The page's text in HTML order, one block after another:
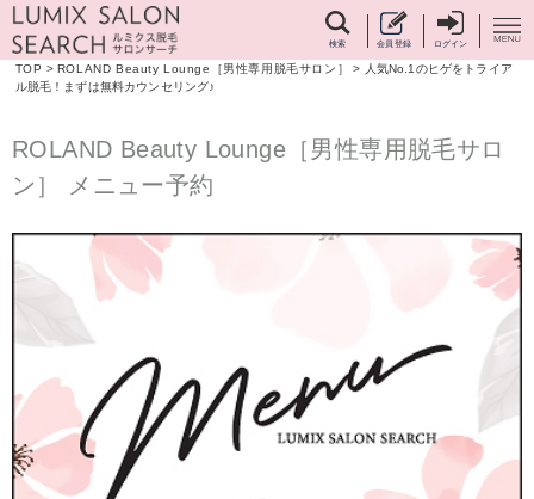
検索 会員登録 ログイン
TOP > ROLAND Beauty Lounge［男性専用脱毛サロン］ > 人気No.1のヒゲをトライア
ル脱毛！まずは無料カウンセリング♪
ROLAND Beauty Lounge［男性専用脱毛サロ
ン］ メニュー予約